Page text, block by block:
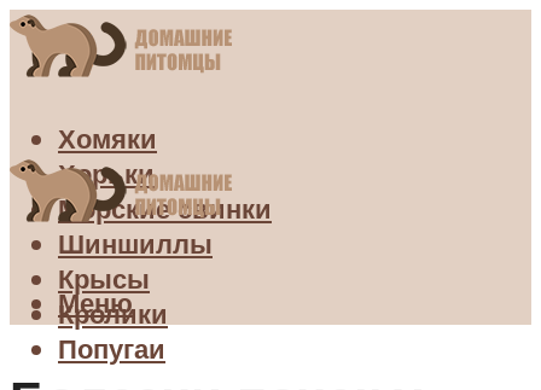
Хомяки
Хорьки
Морские свинки
Шиншиллы
Крысы
Кролики
Попугаи
Меню